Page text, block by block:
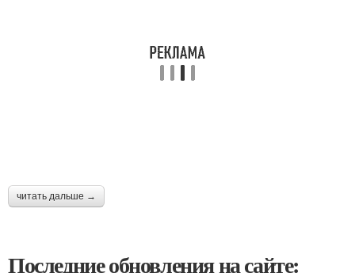
читать дальше →
Последние обновления на сайте: